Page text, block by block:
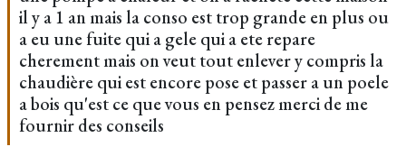
il y a 1 an mais la conso est trop grande en plus ou
a eu une fuite qui a gele qui a ete repare
cherement mais on veut tout enlever y compris la
chaudière qui est encore pose et passer a un poele
a bois qu'est ce que vous en pensez merci de me
fournir des conseils